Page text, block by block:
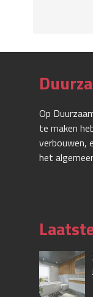
Op
te maken
verbouwen,
het